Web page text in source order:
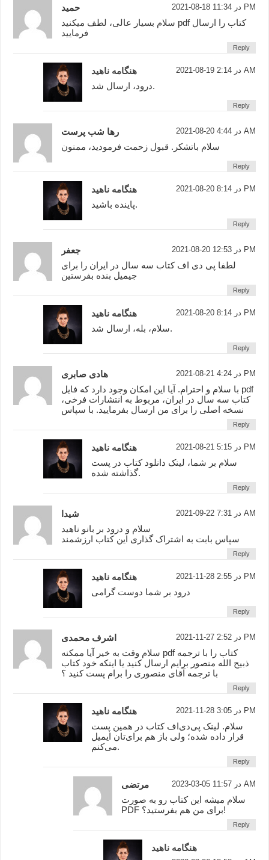
حمید 2021-08-18 در 11:34 PM
سلام بسیار عالی، لطف میکنید pdf کتاب را ارسال
فرمایید
Reply
هنگامه ناهید 2021-08-19 در 2:14 AM
درود، ارسال شد.
Reply
رها شب پرست 2021-08-20 در 4:44 AM
سلام باتشکر. قبول زحمت فرمودید، ممنون
Reply
هنگامه ناهید 2021-08-20 در 8:14 PM
پاینده باشید.
Reply
جعفر 2021-08-20 در 12:53 PM
لطفا پی دی اف کتاب سه سال در ایران را برای
جیمیل بنده بفرستین
Reply
هنگامه ناهید 2021-08-20 در 8:14 PM
سلام، بله، ارسال شد.
Reply
هادی صابری 2021-08-21 در 4:24 PM
با سلام و احترام. آیا این امکان وجود دارد که فایل pdf
کتاب سه سال در ایران، مربوط به انتشارات فرخی،
نسخه اصلی را برای من ارسال بفرمایید. با سپاس
Reply
هنگامه ناهید 2021-08-21 در 5:15 PM
سلام بر شما، لینک دانلود کتاب در پست
گذاشته شده.
Reply
شیدا 2021-09-22 در 7:31 AM
سلام و درود بر بانو ناهید
سپاس بابت به اشتراک گذاری این کتاب ارزشمند
Reply
هنگامه ناهید 2021-11-28 در 2:55 PM
درود بر شما دوست گرامی
Reply
اشرف محمدی 2021-11-27 در 2:52 PM
سلام وقت به خیر آیا ممکنه pdf کتاب را با ترجمه
ذبیح الله منصور برایم ارسال کنید یا اینکه خود کتاب
با ترجمه آقای منصوری را برام پست کنید ؟
Reply
هنگامه ناهید 2021-11-28 در 3:05 PM
سلام. لینک پی‌دی‌اف کتاب در همین پست
قرار داده شده؛ ولی باز هم برای‌تان ایمیل
می‌کنم.
Reply
مرتضی 2023-03-05 در 11:57 AM
سلام میشه این کتاب رو به صورت
PDF برای من هم بفرستید؟!
Reply
هنگامه ناهید